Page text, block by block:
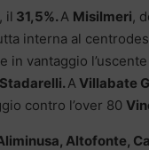
il 31,5%. A Misilmeri,
interna al
in vantaggio l’uscente
A Villabate
contro l’over 80
Altofonte,